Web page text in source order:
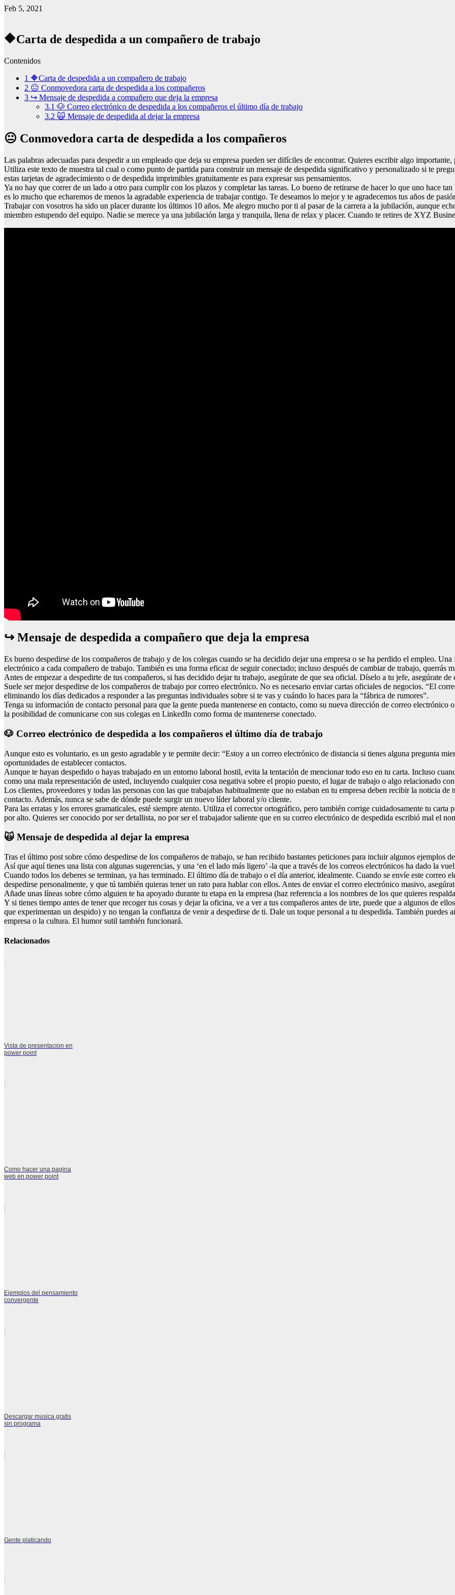
Feb 5, 2021
🔶Carta de despedida a un compañero de trabajo
Contenidos
1 🔶Carta de despedida a un compañero de trabajo
2 😐 Conmovedora carta de despedida a los compañeros
3 ↪ Mensaje de despedida a compañero que deja la empresa
3.1 🐶 Correo electrónico de despedida a los compañeros el último día de trabajo
3.2 🙀 Mensaje de despedida al dejar la empresa
😐 Conmovedora carta de despedida a los compañeros
Las palabras adecuadas para despedir a un empleado que deja su empresa pueden ser difíciles de encontrar. Quieres escribir algo
Utiliza este texto de muestra tal cual o como punto de partida para construir un mensaje de despedida significativo y personalizado si te
estas tarjetas de agradecimiento o de despedida imprimibles gratuitamente es para expresar sus pensamientos.
Ya no hay que correr de un lado a otro para cumplir con los plazos y completar las tareas. Lo bueno de retirarse de hacer lo que uno hace
es lo mucho que echaremos de menos la agradable experiencia de trabajar contigo. Te deseamos lo mejor y te agradecemos tus años de
Trabajar con vosotros ha sido un placer durante los últimos 10 años. Me alegro mucho por ti al pasar de la carrera a la jubilación, aunque
miembro estupendo del equipo. Nadie se merece ya una jubilación larga y tranquila, llena de relax y placer. Cuando te retires de XYZ
↪ Mensaje de despedida a compañero que deja la empresa
Es bueno despedirse de los compañeros de trabajo y de los colegas cuando se ha decidido dejar una empresa o se ha perdido el empleo.
electrónico a cada compañero de trabajo. También es una forma eficaz de seguir conectado; incluso después de cambiar de trabajo, querrás
Antes de empezar a despedirte de tus compañeros, si has decidido dejar tu trabajo, asegúrate de que sea oficial. Díselo a tu jefe, asegúrate
Suele ser mejor despedirse de los compañeros de trabajo por correo electrónico. No es necesario enviar cartas oficiales de negocios. “El
eliminando los días dedicados a responder a las preguntas individuales sobre si te vas y cuándo lo haces para la “fábrica de rumores”.
Tenga su información de contacto personal para que la gente pueda mantenerse en contacto, como su nueva dirección de correo
la posibilidad de comunicarse con sus colegas en LinkedIn como forma de mantenerse conectado.
🐶 Correo electrónico de despedida a los compañeros el último día de trabajo
Aunque esto es voluntario, es un gesto agradable y te permite decir: “Estoy a un correo electrónico de distancia si tienes alguna pregunta
oportunidades de establecer contactos.
Aunque te hayan despedido o hayas trabajado en un entorno laboral hostil, evita la tentación de mencionar todo eso en tu carta. Incluso
como una mala representación de usted, incluyendo cualquier cosa negativa sobre el propio puesto, el lugar de trabajo o algo relacionado
Los clientes, proveedores y todas las personas con las que trabajabas habitualmente que no estaban en tu empresa deben recibir la noticia
contacto. Además, nunca se sabe de dónde puede surgir un nuevo líder laboral y/o cliente.
Para las erratas y los errores gramaticales, esté siempre atento. Utiliza el corrector ortográfico, pero también corrige cuidadosamente tu
por alto. Quieres ser conocido por ser detallista, no por ser el trabajador saliente que en su correo electrónico de despedida escribió mal el
🙀 Mensaje de despedida al dejar la empresa
Tras el último post sobre cómo despedirse de los compañeros de trabajo, se han recibido bastantes peticiones para incluir algunos ejemplos
Así que aquí tienes una lista con algunas sugerencias, y una ‘en el lado más ligero’ -la que a través de los correos electrónicos ha dado la
Cuando todos los deberes se terminan, ya has terminado. El último día de trabajo o el día anterior, idealmente. Cuando se envíe este correo
despedirse personalmente, y que tú también quieras tener un rato para hablar con ellos. Antes de enviar el correo electrónico masivo,
Añade unas líneas sobre cómo alguien te ha apoyado durante tu etapa en la empresa (haz referencia a los nombres de los que quieres
Y si tienes tiempo antes de tener que recoger tus cosas y dejar la oficina, ve a ver a tus compañeros antes de irte, puede que a algunos de
que experimentan un despido) y no tengan la confianza de venir a despedirse de ti. Dale un toque personal a tu despedida. También puedes
empresa o la cultura. El humor sutil también funcionará.
Relacionados
Vista de presentacion en
power point
Como hacer una pagina
web en power point
Ejemplos del pensamiento
convergente
Descargar musica gratis
sin programa
Gente platicando